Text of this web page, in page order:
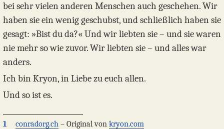
bei sehr vielen anderen Menschen auch geschehen. Wir
haben sie ein wenig geschubst, und schließlich haben sie
gesagt: »Bist du da?« Und wir liebten sie – und sie waren
nie mehr so wie zuvor. Wir liebten sie – und alles war
anders.
Ich bin Kryon, in Liebe zu euch allen.
Und so ist es.
1 conradorg.ch – Original von kryon.com